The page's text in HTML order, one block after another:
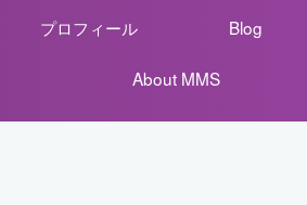
プロフィール Blog
About MMS